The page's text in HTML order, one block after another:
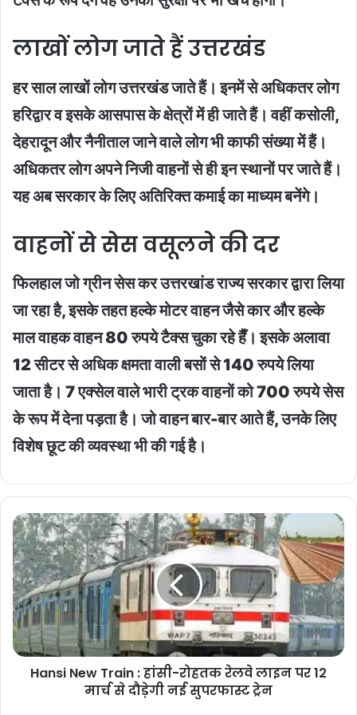
लाखों लोग जाते हैं उत्तरखंड
हर साल लाखों लोग उत्तरखंड जाते हैं। इनमें से अधिकतर लोग
हरिद्वार व इसके आसपास के क्षेत्रों में ही जाते हैं। वहीं कसोली,
देहरादून और नैनीताल जाने वाले लोग भी काफी संख्या में हैं।
अधिकतर लोग अपने निजी वाहनों से ही इन स्थानों पर जाते हैं।
यह अब सरकार के लिए अतिरिक्त कमाई का माध्यम बनेंगे।
वाहनों से सेस वसूलने की दर
फिलहाल जो ग्रीन सेस कर उत्तरखांड राज्य सरकार द्वारा लिया
जा रहा है, इसके तहत हल्के मोटर वाहन जैसे कार और हल्के
माल वाहक वाहन 80 रुपये टैक्स चुका रहे हैँ। इसके अलावा
12 सीटर से अधिक क्षमता वाली बसों से 140 रुपये लिया
जाता है। 7 एक्सेल वाले भारी ट्रक वाहनों को 700 रुपये सेस
के रूप में देना पड़ता है। जो वाहन बार-बार आते हैं, उनके लिए
विशेष छूट की व्यवस्था भी की गई है।
Hansi
New
Train
:
हांसी-
रोहतक
रेलवे
लाइन
पर
Hansi New Train : हांसी-रोहतक रेलवे लाइन पर 12
मार्च से दौड़ेगी नई सुपरफास्ट ट्रेन